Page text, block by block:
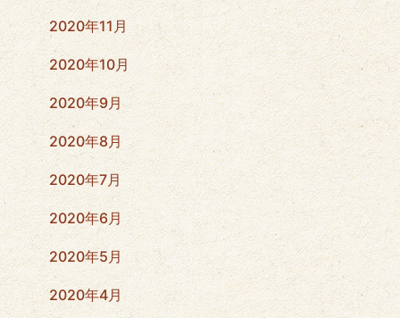
2020年11月
2020年10月
2020年9月
2020年8月
2020年7月
2020年6月
2020年5月
2020年4月